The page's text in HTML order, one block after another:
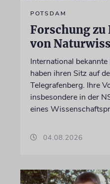
POTSDAM
Forschung zu
von
International
haben ihren Sitz auf
Telegrafenberg. Ihre
insbesondere in der
eines
04.08.2026